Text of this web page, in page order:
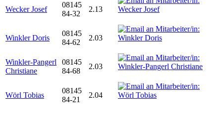
Wecker Josef
08145
84-32
2.13
Winkler Doris
08145
84-62
2.03
Winkler-Pangerl
Christiane
08145
84-68
2.03
Wörl Tobias
08145
84-21
2.04